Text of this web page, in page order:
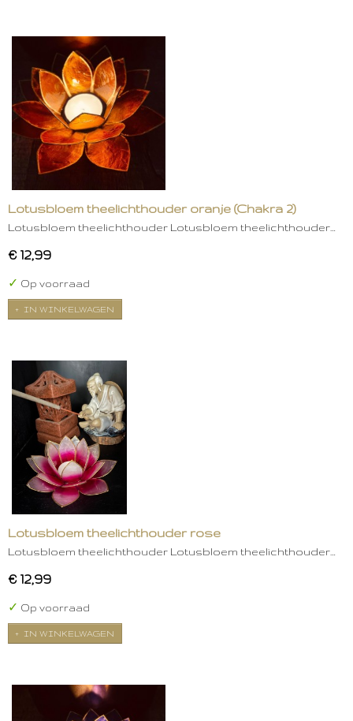
Lotusbloem theelichthouder oranje (Chakra 2)
Lotusbloem theelichthouder Lotusbloem theelichthouder…
€ 12,99
✓ Op voorraad
IN WINKELWAGEN
Lotusbloem theelichthouder rose
Lotusbloem theelichthouder Lotusbloem theelichthouder…
€ 12,99
✓ Op voorraad
IN WINKELWAGEN